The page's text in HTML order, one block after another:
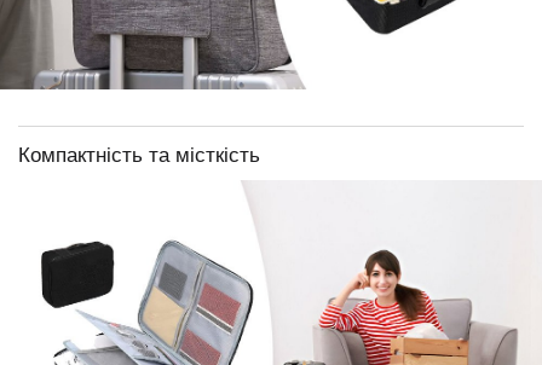
Компактність та місткість